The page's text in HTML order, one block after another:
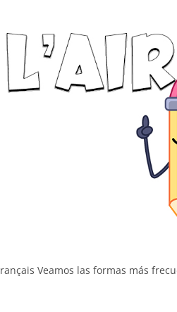
Veamos las formas más